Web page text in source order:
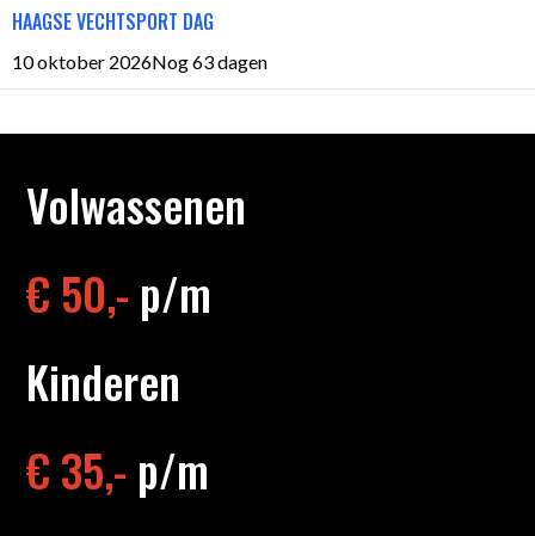
HAAGSE VECHTSPORT DAG
10 oktober 2026Nog 63 dagen
Volwassenen
€ 50,- p/m
Kinderen
€ 35,- p/m